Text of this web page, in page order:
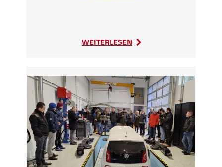
WEITERLESEN
:
erstmalig
vollständig
in
Englisch
gehalten